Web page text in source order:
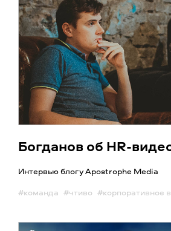
Богданов об HR-
Интервью блогу Apostrophe Media
#команда #чтиво #корпоративное